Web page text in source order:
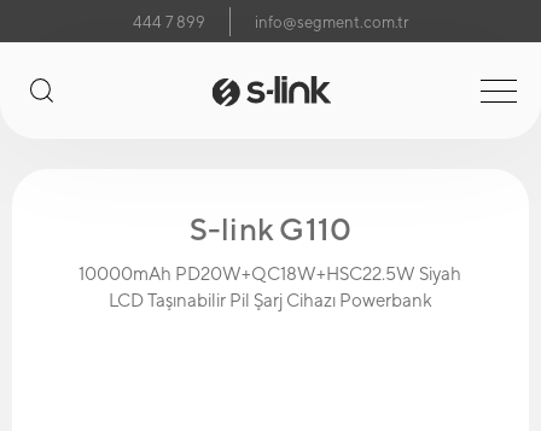
444 7 899 info@segment.com.tr
S-link G110
10000mAh PD20W+QC18W+HSC22.5W Siyah
LCD Taşınabilir Pil Şarj Cihazı Powerbank